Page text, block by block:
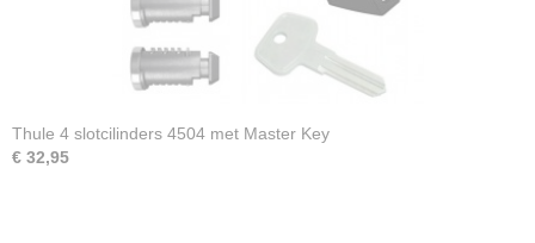
Thule 4 slotcilinders 4504 met Master Key
€ 32,95